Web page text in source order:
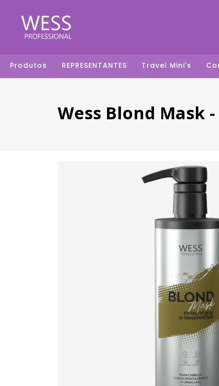
Produtos REPRESENTANTES Travel Mini's
Wess Blond Mask